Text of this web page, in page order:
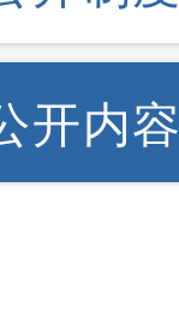
开内